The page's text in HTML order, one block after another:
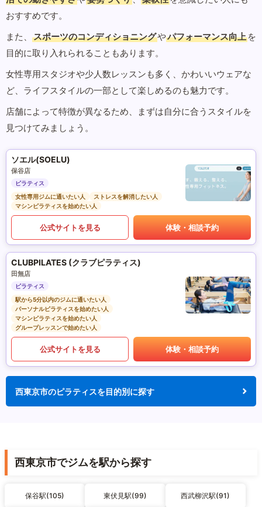
おすすめです。
また、
スポーツのコンディショニングやパフォーマンス向上 を
目的に取り入れられることもあります。
女性専用スタジオや少人数レッスンも多く、かわいいウェアな
ど、ライフスタイルの一部として楽しめるのも魅力です。
店舗によって特徴が異なるため、まずは自分に合うスタイルを
見つけてみましょう。
ソエル(SOELU)
保谷店
ピラティス
女性専用ジムに通いたい人
ストレスを解消したい人
マシンピラティスを始めたい人
公式サイトを見る 体験・相談予約
CLUBPILATES (クラブピラティス)
田無店
ピラティス
駅から5分以内のジムに通いたい人
パーソナルピラティスを始めたい人
マシンピラティスを始めたい人
グループレッスンで始めたい人
公式サイトを見る 体験・相談予約
西東京市のピラティスを目的別に探す
西東京市でジムを駅から探す
保谷駅(105) 東伏見駅(99) 西武柳沢駅(91)